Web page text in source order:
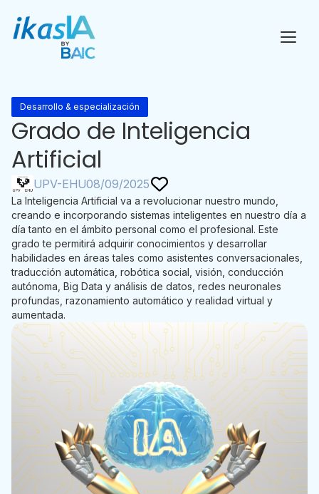
Desarrollo & especialización
Grado de Inteligencia
Artificial
UPV-EHU08/09/2025
La Inteligencia Artificial va a revolucionar nuestro mundo,
creando e incorporando sistemas inteligentes en nuestro día a
día tanto en el ámbito personal como el profesional. Este
grado te permitirá adquirir conocimientos y desarrollar
habilidades en áreas tales como asistentes conversacionales,
traducción automática, robótica social, visión, conducción
autónoma, Big Data y análisis de datos, redes neuronales
profundas, razonamiento automático y realidad virtual y
aumentada.